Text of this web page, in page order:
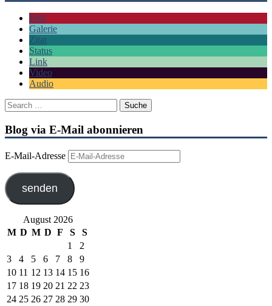
Bild
Galerie
Zitat
Status
Link
Video
Audio
Blog via E-Mail abonnieren
E-Mail-Adresse
senden
August 2026
M D M D F S
S
1
2
3
4 5 6 7 8
9
10 11 12 13 14 15 16
17 18 19 20 21 22 23
24 25 26 27 28 29 30